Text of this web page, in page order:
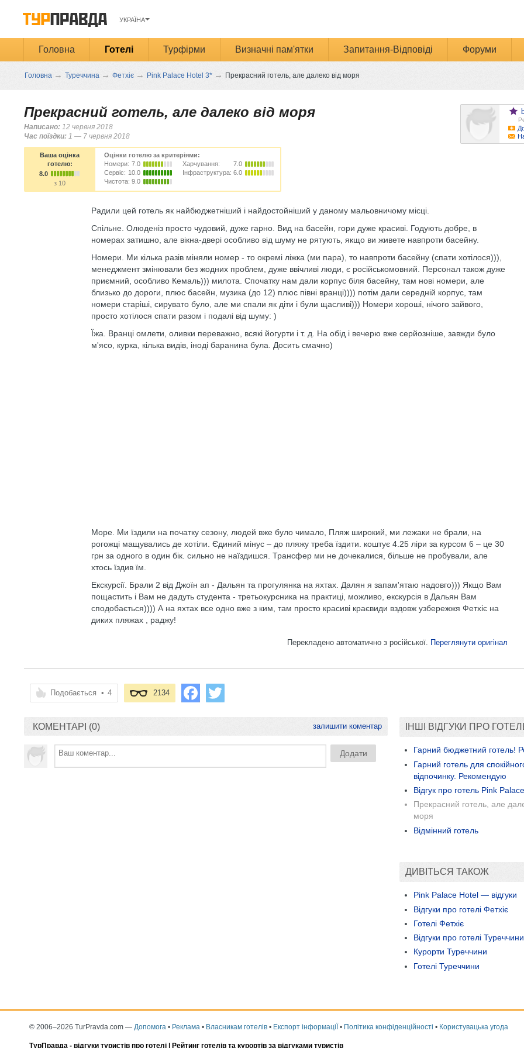
УКРАЇНА
Головна Готелі Турфірми Визначні пам'ятки Запитання-Відповіді Форуми
Головна → Туреччина → Фетхіє → Pink Palace Hotel 3* → Прекрасний готель, але далеко від моря
Прекрасний готель, але далеко від моря
Написано: 12 червня 2018
Час поїздки: 1 — 7 червня 2018
Ваша оцінка
готелю:
8.0
з 10
Оцінки готелю за критеріями:
Номери: 7.0
Сервіс: 10.0
Чистота: 9.0
Харчування:
7.0
Інфраструктура: 6.0
Радили цей готель як найбюджетніший і найдостойніший у даному мальовничому місці.
Спільне. Олюденіз просто чудовий, дуже гарно. Вид на басейн, гори дуже красиві. Годують добре, в
номерах затишно, але вікна-двері особливо від шуму не рятують, якщо ви живете навпроти басейну.
Номери. Ми кілька разів міняли номер - то окремі ліжка (ми пара), то навпроти басейну (спати хотілося))),
менеджмент змінювали без жодних проблем, дуже ввічливі люди, є російськомовний. Персонал також дуже
приємний, особливо Кемаль))) милота. Спочатку нам дали корпус біля басейну, там нові номери, але
близько до дороги, плюс басейн, музика (до 12) плюс півні вранці)))) потім дали середній корпус, там
номери старіші, сирувато було, але ми спали як діти і були щасливі))) Номери хороші, нічого зайвого,
просто хотілося спати разом і подалі від шуму: )
Їжа. Вранці омлети, оливки переважно, всякі йогурти і т. д. На обід і вечерю вже серйозніше, завжди було
м'ясо, курка, кілька видів, іноді баранина була. Досить смачно)
Море. Ми їздили на початку сезону, людей вже було чимало, Пляж широкий, ми лежаки не брали, на
рогожці мащувались де хотіли. Єдиний мінус – до пляжу треба їздити. коштує 4.25 ліри за курсом 6 – це 30
грн за одного в один бік. сильно не наїздишся. Трансфер ми не дочекалися, більше не пробували, але
хтось їздив їм.
Екскурсії. Брали 2 від Джоїн ап - Дальян та прогулянка на яхтах. Далян я запам'ятаю надовго))) Якщо Вам
пощастить і Вам не дадуть студента - третьокурсника на практиці, можливо, екскурсія в Дальян Вам
сподобається)))) А на яхтах все одно вже з ким, там просто красиві краєвиди вздовж узбережжя Фетхіє на
диких пляжах , раджу!
Перекладено автоматично з російської. Переглянути оригінал
Подобається • 4 2134
КОМЕНТАРІ (0) залишити коментар ІНШІ ВІДГУКИ ПРО
Гарний бюджетний готель!
Гарний готель для
відпочинку. Рекомендую
Відгук про готель Pink
Прекрасний готель, але
моря
Відмінний готель
ДИВІТЬСЯ ТАКОЖ
Pink Palace Hotel — відгуки
Відгуки про готелі Фетхіє
Готелі Фетхіє
Відгуки про готелі Туреччини
Курорти Туреччини
Готелі Туреччини
© 2006–2026 TurPravda.com — Допомога • Реклама • Власникам готелів • Експорт інформаціЇ • Політика конфіденційності • Користувацька угода
ТурПравда - відгуки туристів про готелі | Рейтинг готелів та курортів за відгуками туристів